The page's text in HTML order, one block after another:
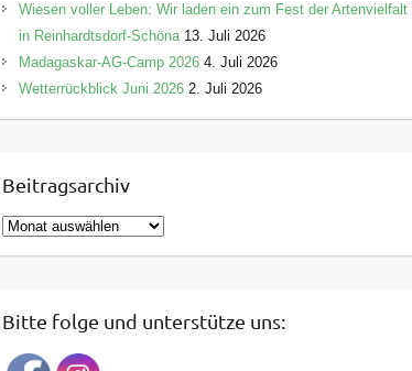
Wiesen voller Leben: Wir laden ein zum Fest der Artenvielfalt
in Reinhardtsdorf-Schöna 13. Juli 2026
Madagaskar-AG-Camp 2026 4. Juli 2026
Wetterrückblick Juni 2026 2. Juli 2026
Beitragsarchiv
B
e
rBitte folge und unterstütze uns: